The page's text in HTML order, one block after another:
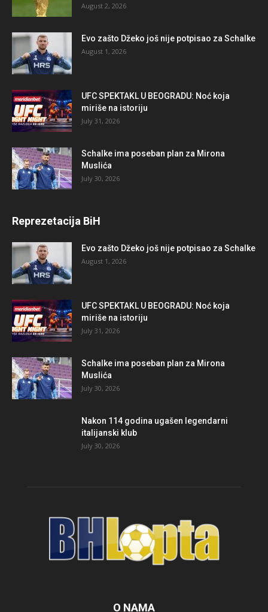
August 2, 2026
Evo zašto Džeko još nije potpisao za Schalke
August 1, 2026
UFC SPEKTAKL U BEOGRADU: Noć koja
miriše na istoriju
July 31, 2026
Schalke ima poseban plan za Mirona
Muslića
July 30, 2026
Reprezetacija BiH
Evo zašto Džeko još nije potpisao za Schalke
August 1, 2026
UFC SPEKTAKL U BEOGRADU: Noć koja
miriše na istoriju
July 31, 2026
Schalke ima poseban plan za Mirona
Muslića
July 30, 2026
Nakon 114 godina ugašen legendarni
italijanski klub
July 30, 2026
O NAMA